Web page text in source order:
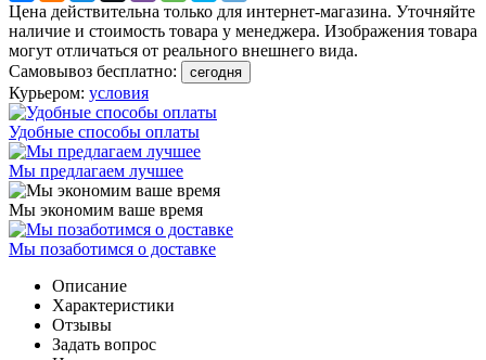
Цена действительна только для интернет-магазина. Уточняйте
наличие и стоимость товара у менеджера. Изображения товара
могут отличаться от реального внешнего вида.
Самовывоз бесплатно:
сегодня
Курьером: условия
Удобные способы оплаты
Мы предлагаем лучшее
Мы экономим ваше время
Мы позаботимся о доставке
Описание
Характеристики
Отзывы
Задать вопрос